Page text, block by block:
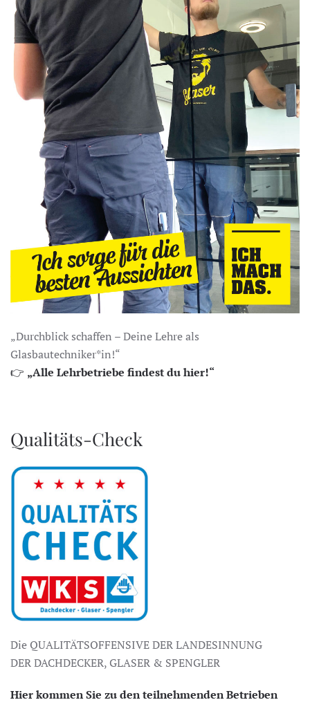
„Durchblick schaffen – Deine Lehre als
Glasbautechniker*in!“
👉 „Alle Lehrbetriebe findest du hier!“
Qualitäts-Check
Die QUALITÄTSOFFENSIVE DER LANDESINNUNG
DER DACHDECKER, GLASER & SPENGLER
Hier kommen Sie zu den teilnehmenden Betrieben